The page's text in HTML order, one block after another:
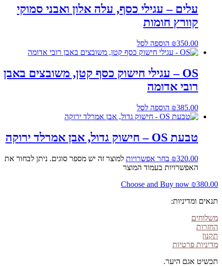
עלים – עגילי כסף, עלה אלון ואבני סמוקי
קוורץ חומות
₪350.00 הוספה לסל
OS – עגילי חישוק כסף קטן, משובצים באבן
רובי אדומה
₪385.00 הוספה לסל
טבעת OS – חישוק גדול, אבן אמרלד ירוקה
₪320.00 בחר אפשרויות למוצר זה יש מספר סוגים. ניתן לבחור את
האפשרויות בעמוד המוצר
₪380.00
Choose and Buy now
תנאים ומדיניות:
משלוחים
החזרות
תקנון
מדיניות פרטיות
תכשיט אגם היער.